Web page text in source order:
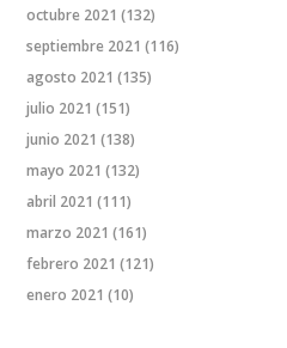
octubre 2021 (132)
septiembre 2021 (116)
agosto 2021 (135)
julio 2021 (151)
junio 2021 (138)
mayo 2021 (132)
abril 2021 (111)
marzo 2021 (161)
febrero 2021 (121)
enero 2021 (10)